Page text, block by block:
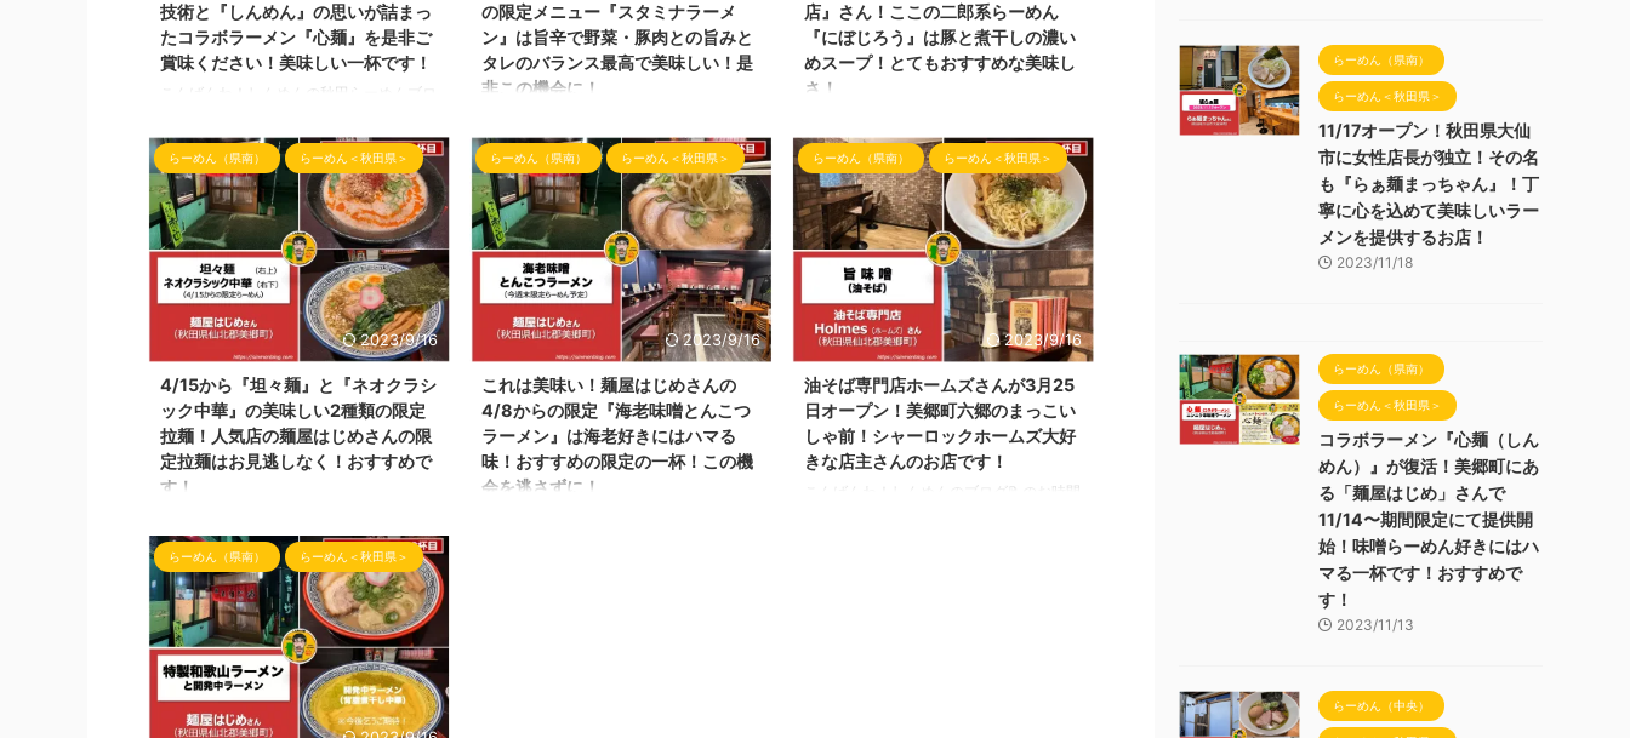
には、競輪のサテライト六郷さんやイオン
スーパ ...
じ ...
店さんの近くにあります。 駐車場は、お
店の前が駐 ...
技術と『しんめん』の思いが詰まっ
たコラボラーメン『心麺』を是非ご
賞味ください！美味しい一杯です！
こんばんわ！しんめんの秋田らーめんブロ
目！Instagram4年目！ここまで来れたの
は、 ブログを見て頂いている皆様！らー
めん屋さんのご協力があってこそです！
この場をかりて、皆様！本当にありがとう
ございます！今後ともよろしくです！ 本
日の投稿は、仙北郡美郷町にある『麺屋は
じめ』さんと （Instagram： ＠
hajime8118.akita です） なんと！なん
と！ラーメンのコラボ企画をさせて頂くこ
ととなりました！ こんな機会を頂けると
はInstagramをしてい ...
の限定メニュー『スタミナラーメ
ン』は旨辛で野菜・豚肉との旨みと
タレのバランス最高で美味しい！是
非この機会に！
グ📝です！ 本日の投稿は、仙北郡美郷町
にある『麺屋はじめ』さんの限定らーめん
情報となります。 （Instagram： ＠
hajime8118.akita こちらで最新のお店の
情報を取得できます） いきなり限定ラー
メンの画像を今回は載せちゃいます！ 本
日はブログにてこのらーめんをご紹介致し
ます！ 今回も、なんだかんだ閉店間際に
訪問しちゃってご迷惑をおかけしちゃいま
した。m(_ _)m 5/20・5/21の限定らーめん
らーめん屋さんの場所 麺屋はじめさんの
場所は、美郷町 ...
店』さん！ここの二郎系らーめん
『にぼじろう』は豚と煮干しの濃い
めスープ！とてもおすすめな美味し
さ！
お時間となりました。 昨夜、閉店間際に
ここ仙北郡美郷町六郷にあるらーめん屋さ
んへ お邪魔してきましたのでご紹介して
いきます。 今回ご訪問させて頂いたらー
めん屋さんは、 ここ『麺屋にぼすけ美郷
店』さんとなります！ 夜9時まで営業して
いるので、仕事終わりの遅い時間などに
訪問できる為、とても重宝しているらーめ
ん屋さんです！ 麺屋にぼすけ美郷店さん
らーめん屋さんの場所 麺屋にぼすけ美郷
店さんの場所は、大仙市から横手市に向か
う国道13号線沿いにあります。 近くに
は、とん太美 ...
らーめん（県南） らーめん＜秋田県＞
2023/9/16
4/15から『坦々麺』と『ネオクラシ
ック中華』の美味しい2種類の限定
拉麺！人気店の麺屋はじめさんの限
定拉麺はお見逃しなく！おすすめで
す！
グ📝です！ 本日の投稿は、仙北郡美郷町
にある『麺屋はじめ』さんの限定らーめん
情報となります。 （Instagram： ＠
hajime8118.akita こちらで最新のお店の
情報を取得できます） 麺屋はじめさんの
お店の外観 今回も、夜20時頃の来店でい
つも閉店間際にお邪魔してご迷惑をかけて
おります。 らーめん屋さんの場所 麺屋は
らーめん（県南） らーめん＜秋田県＞
2023/9/16
これは美味い！麺屋はじめさんの
4/8からの限定『海老味噌とんこつ
ラーメン』は海老好きにはハマる
味！おすすめの限定の一杯！この機
会を逃さずに！
らーめん（県南） らーめん＜秋田県＞
2023/9/16
油そば専門店ホームズさんが3月25
日オープン！美郷町六郷のまっこい
しゃ前！シャーロックホームズ大好
きな店主さんのお店です！
こんばんわ！しんめんのブログ📝のお時間
らーめん（県南） らーめん＜秋田県＞
らーめん（県南）
らーめん＜秋田県＞
11/17オープン！秋田県大仙
市に女性店長が独立！その名
も『らぁ麺まっちゃん』！丁
寧に心を込めて美味しいラー
メンを提供するお店！
2023/11/18
らーめん（県南）
らーめん＜秋田県＞
コラボラーメン『心麺（しん
めん）』が復活！美郷町にあ
る「麺屋はじめ」さんで
11/14〜期間限定にて提供開
始！味噌らーめん好きにはハ
マる一杯です！おすすめで
す！
2023/11/13
らーめん（中央）